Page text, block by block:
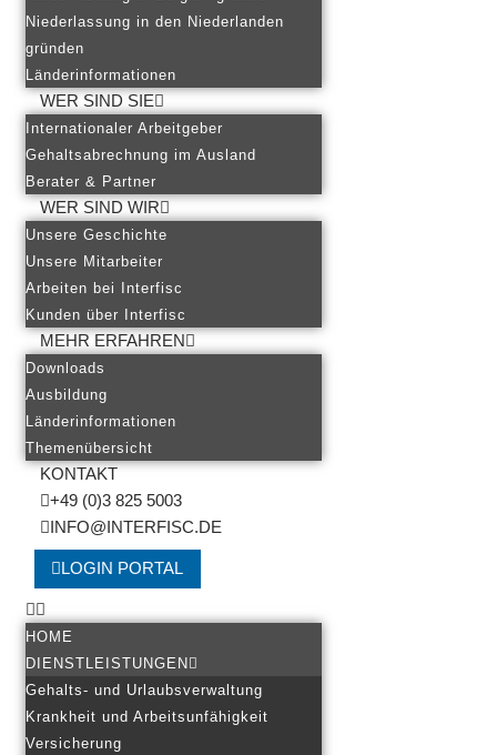
Niederlassung in den Niederlanden
gründen
Länderinformationen
WER SIND SIE
Internationaler Arbeitgeber
Gehaltsabrechnung im Ausland
Berater & Partner
WER SIND WIR
Unsere Geschichte
Unsere Mitarbeiter
Arbeiten bei Interfisc
Kunden über Interfisc
MEHR ERFAHREN
Downloads
Ausbildung
Länderinformationen
Themenübersicht
KONTAKT
+49 (0)3 825 5003
INFO@INTERFISC.DE
LOGIN PORTAL
HOME
DIENSTLEISTUNGEN
Gehalts- und Urlaubsverwaltung
Krankheit und Arbeitsunfähigkeit
Versicherung